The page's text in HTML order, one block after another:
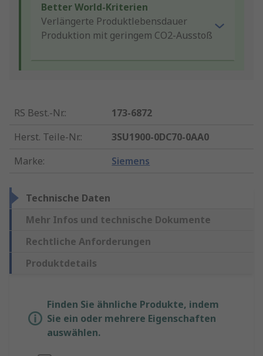
Better World-Kriterien
Verlängerte Produktlebensdauer
Produktion mit geringem CO2-Ausstoß
RS Best.-Nr.:
173-6872
Herst. Teile-Nr.:
3SU1900-0DC70-0AA0
Marke: Siemens
Technische Daten
Mehr Infos und technische Dokumente
Rechtliche Anforderungen
Produktdetails
Finden Sie ähnliche Produkte, indem
Sie ein oder mehrere Eigenschaften
auswählen.